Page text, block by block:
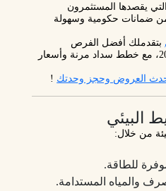
يقصدها
المستثمرون
من ضمانات حكومية وسهولة
بتقدملك أفضل الفرص
الاستثمارية والسكنية لعام 2025، مع خطط سداد مرنة وأسعار
العروض وحجز وحدتك !
البيئي
من خلال:
للطاقة.
والمياه المستدامة.